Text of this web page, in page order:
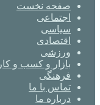
صفحه نخست
اجتماعی
سیاسی
اقتصادی
ورزشی
بازار و کسب و کار
فرهنگی
تماس با ما
درباره ما